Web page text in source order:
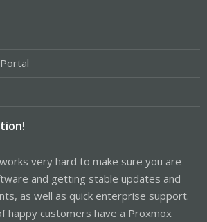
very hard to make sure you are
and getting stable updates and
as well as quick enterprise support.
happy customers have a Proxmox